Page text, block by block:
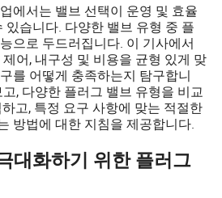
에서는 밸브 선택이 운영 및 효율
있습니다. 다양한 밸브 유형 중 플
으로 두드러집니다. 이 기사에서
어, 내구성 및 비용을 균형 있게 맞
를 어떻게 충족하는지 탐구합니
, 다양한 플러그 밸브 유형을 비교
고, 특정 요구 사항에 맞는 적절한
방법에 대한 지침을 제공합니다.
대화하기 위한 플러그